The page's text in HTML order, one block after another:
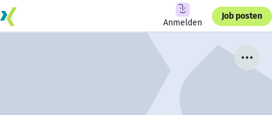
Anmelden
Job posten